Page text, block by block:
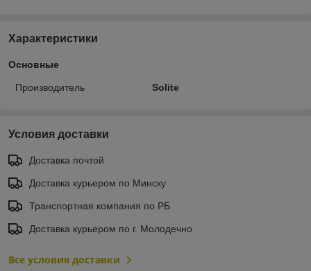
Характеристики
Основные
Производитель Solite
Условия доставки
Доставка почтой
Доставка курьером по Минску
Транспортная компания по РБ
Доставка курьером по г. Молодечно
Все условия доставки